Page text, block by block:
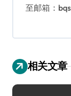
至邮箱：
相关文章